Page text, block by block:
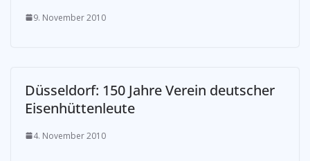
9. November 2010
Düsseldorf: 150 Jahre Verein deutscher
Eisenhüttenleute
4. November 2010